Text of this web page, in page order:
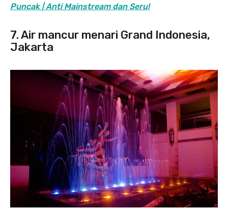
Puncak | Anti Mainstream dan Seru!
7. Air mancur menari Grand Indonesia,
Jakarta